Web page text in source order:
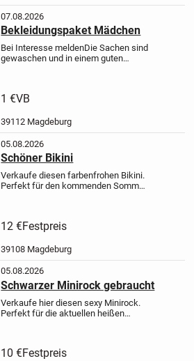
07.08.2026
Bekleidungspaket Mädchen
Bei Interesse meldenDie Sachen sind
gewaschen und in einem guten
hochladen...bei interesse sende ich
1 €VB
39112 Magdeburg
05.08.2026
Schöner Bikini
Verkaufe diesen farbenfrohen Bikini.
Perfekt für den kommenden Sommer.
12 €Festpreis
39108 Magdeburg
05.08.2026
Schwarzer Minirock gebraucht
Verkaufe hier diesen sexy Minirock.
Perfekt für die aktuellen heißen
10 €Festpreis